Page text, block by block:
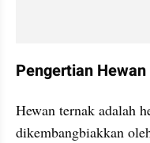
Pengertian
Hewan ternak adalah
dikembangbiakkan